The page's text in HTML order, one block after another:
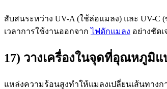
สับสนระหว่าง UV-A (ใช้ล่อแมลง) และ UV-C
เวลาการใช้งานออกจากไฟดักแมลง อย่างชัดเ
17) วางเครื่องในจุดที่อุณหภูมิ
แหล่งความร้อนสูงทำให้แมลงเปลี่ยนเส้นทาง